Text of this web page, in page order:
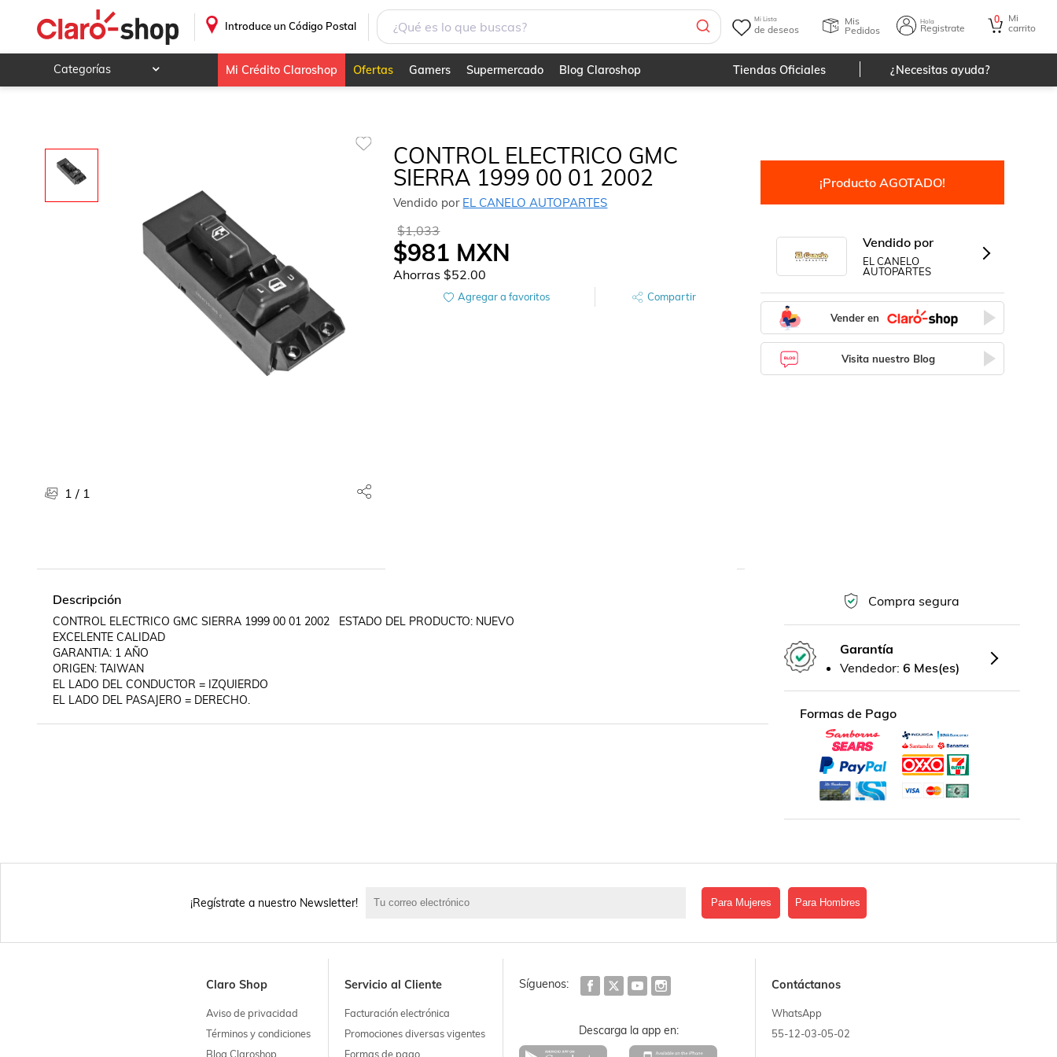
Introduce un Código Postal
Mi Lista
de deseos
Mis
Pedidos
Hola
Registrate
0
Mi
carrito
Categorías
Hogar y jardín
Deportes y ocio
Animales y mascotas
Ropa, calzado y accesorios
Salud, belleza y cuidado personal
Mi Crédito Claroshop Ofertas Gamers Supermercado Blog Claroshop Tiendas Oficiales ¿Necesitas ayuda?
1 / 1
CONTROL ELECTRICO GMC
SIERRA 1999 00 01 2002
Vendido por EL CANELO AUTOPARTES
$1,033
$981 MXN
Ahorras$52.00
Agregar a favoritos Compartir
¡Producto AGOTADO!
Vendido por
EL CANELO
AUTOPARTES
Vender en
Visita nuestro Blog
Descripción
CONTROL ELECTRICO GMC SIERRA 1999 00 01 2002   ESTADO DEL PRODUCTO: NUEVO
EXCELENTE CALIDAD
GARANTIA: 1 AÑO
ORIGEN: TAIWAN
EL LADO DEL CONDUCTOR = IZQUIERDO
EL LADO DEL PASAJERO = DERECHO.
Compra segura
Garantía
Vendedor:6 Mes(es)
Formas de Pago
¡Regístrate a nuestro Newsletter! Para Mujeres Para Hombres
Claro Shop
Aviso de privacidad
Términos y condiciones
Blog Claroshop
Servicio al Cliente
Facturación electrónica
Promociones diversas vigentes
Formas de pago
Síguenos:
Descarga la app en:
Contáctanos
WhatsApp
55-12-03-05-02